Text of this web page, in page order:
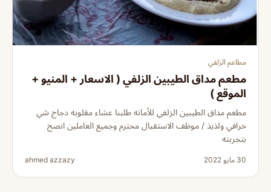
مطاعم الزلفي
مطعم مداق الطيبين الزلفي ( الاسعار + المنيو +
الموقع )
مطعم مداق الطيبين الزلفي للأمانه طلبنا عشاء مقلوبه دجاج شي
خرافي ولذيذ / موظف الاستقبال محترم وجميع العاملين انصح
بتجربته
30 مايو 2022 ahmed azzazy